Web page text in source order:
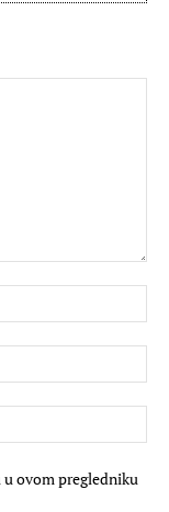
ovom pregledniku